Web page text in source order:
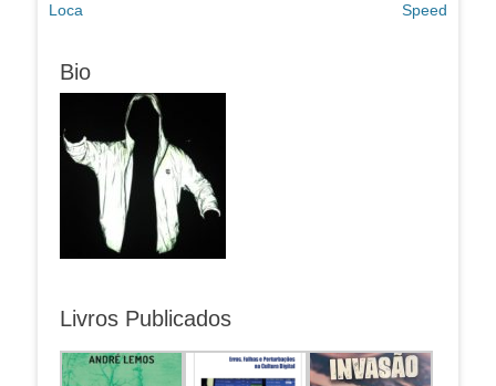
de
Post
Loca Speed
Bio
Livros Publicados